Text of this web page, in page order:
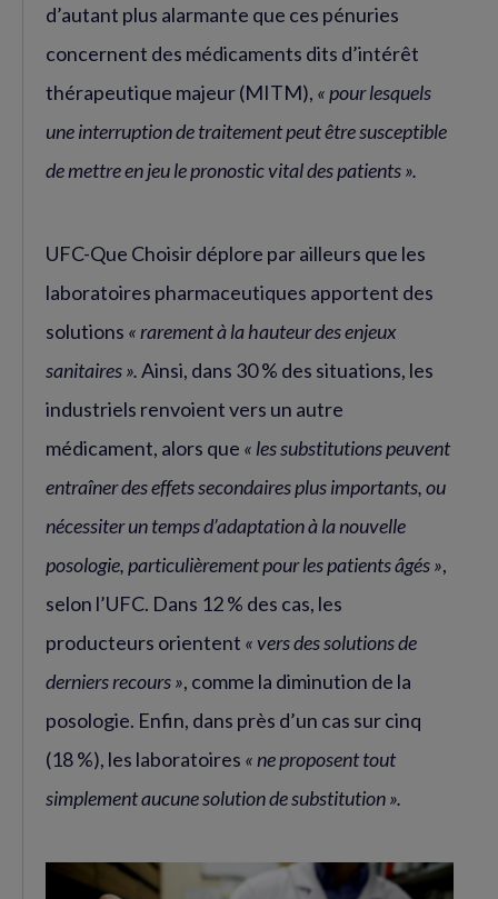
d’autant plus alarmante que ces pénuries
concernent des médicaments dits d’intérêt
thérapeutique majeur (MITM), « pour lesquels
une interruption de traitement peut être susceptible
de mettre en jeu le pronostic vital des patients ».
UFC-Que Choisir déplore par ailleurs que les
laboratoires pharmaceutiques apportent des
solutions « rarement à la hauteur des enjeux
sanitaires ».Ainsi, dans 30 % des situations, les
industriels renvoient vers un autre
médicament, alors que « les substitutions peuvent
entraîner des effets secondaires plus importants, ou
nécessiter un temps d’adaptation à la nouvelle
posologie, particulièrement pour les patients âgés »,
selon l’UFC. Dans 12 % des cas, les
producteurs orientent « vers des solutions de
derniers recours », comme la diminution de la
posologie. Enfin, dans près d’un cas sur cinq
(18 %), les laboratoires « ne proposent tout
simplement aucune solution de substitution ».